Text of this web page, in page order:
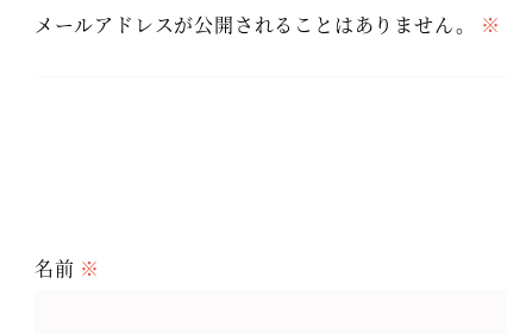
メールアドレスが公開されることはありません。 ※
名前 ※